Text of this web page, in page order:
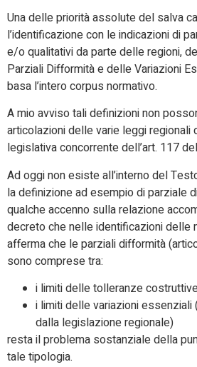
Una delle priorità assolute del salva
l’identificazione con le indicazioni di
e/o qualitativi da parte delle regioni,
Parziali Difformità e delle Variazioni
basa l’intero corpus normativo.
A mio avviso tali definizioni non
articolazioni delle varie leggi
legislativa concorrente dell’art. 117
Ad oggi non esiste all’interno del
la definizione ad esempio di parziale
qualche accenno sulla relazione
decreto che nelle identificazioni delle
afferma che le parziali difformità
sono comprese tra:
i limiti delle tolleranze
i limiti delle variazioni
dalla legislazione regionale)
resta il problema sostanziale della
tale tipologia.